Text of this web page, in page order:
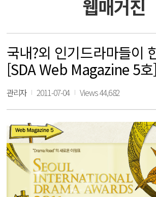
웹매거진
국내?외 인기드라마들이
[SDA Web Magazine 5호]
관리자 2011-07-04 Views 44,682